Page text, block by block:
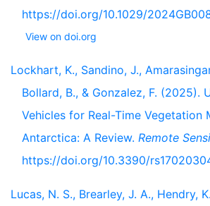
https://doi.org/10.1029/
View on doi.org
Lockhart, K., Sandino, J.,
Bollard, B., & Gonzalez, F. (2025).
Vehicles for Real-Time Vegetation
Antarctica: A Review. Remote
https://doi.org/10.3390/
Lucas, N. S., Brearley, J. A., Hendry,